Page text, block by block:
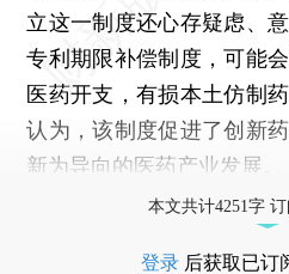
立这一制度还心存疑虑、
专利期限补偿制度，可能
医药开支，有损本土仿制
认为，该制度促进了创新
新为导向的医药产业发展。
本文共计4251字
登录 后获取已订